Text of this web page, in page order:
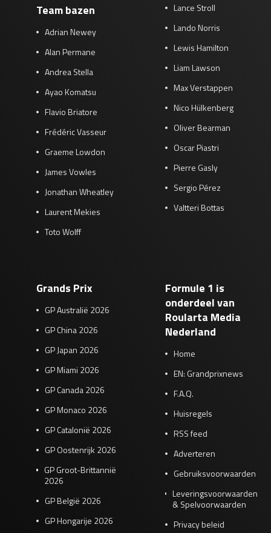
Team bazen
Adrian Newey
Alan Permane
Andrea Stella
Ayao Komatsu
Flavio Briatore
Frédéric Vasseur
Graeme Lowdon
James Vowles
Jonathan Wheatley
Laurent Mekies
Toto Wolff
Lance Stroll
Lando Norris
Lewis Hamilton
Liam Lawson
Max Verstappen
Nico Hülkenberg
Oliver Bearman
Oscar Piastri
Pierre Gasly
Sergio Pérez
Valtteri Bottas
Grands Prix
GP Australië 2026
GP China 2026
GP Japan 2026
GP Miami 2026
GP Canada 2026
GP Monaco 2026
GP Catalonië 2026
GP Oostenrijk 2026
GP Groot-Brittannië
2026
GP België 2026
GP Hongarije 2026
Formule 1 is
onderdeel van
Roularta Media
Nederland
Home
EN: Grandprixnews
F.A.Q.
Huisregels
RSS feed
Adverteren
Gebruiksvoorwaarden
Leveringsvoorwaarden
& Spelvoorwaarden
Privacy beleid